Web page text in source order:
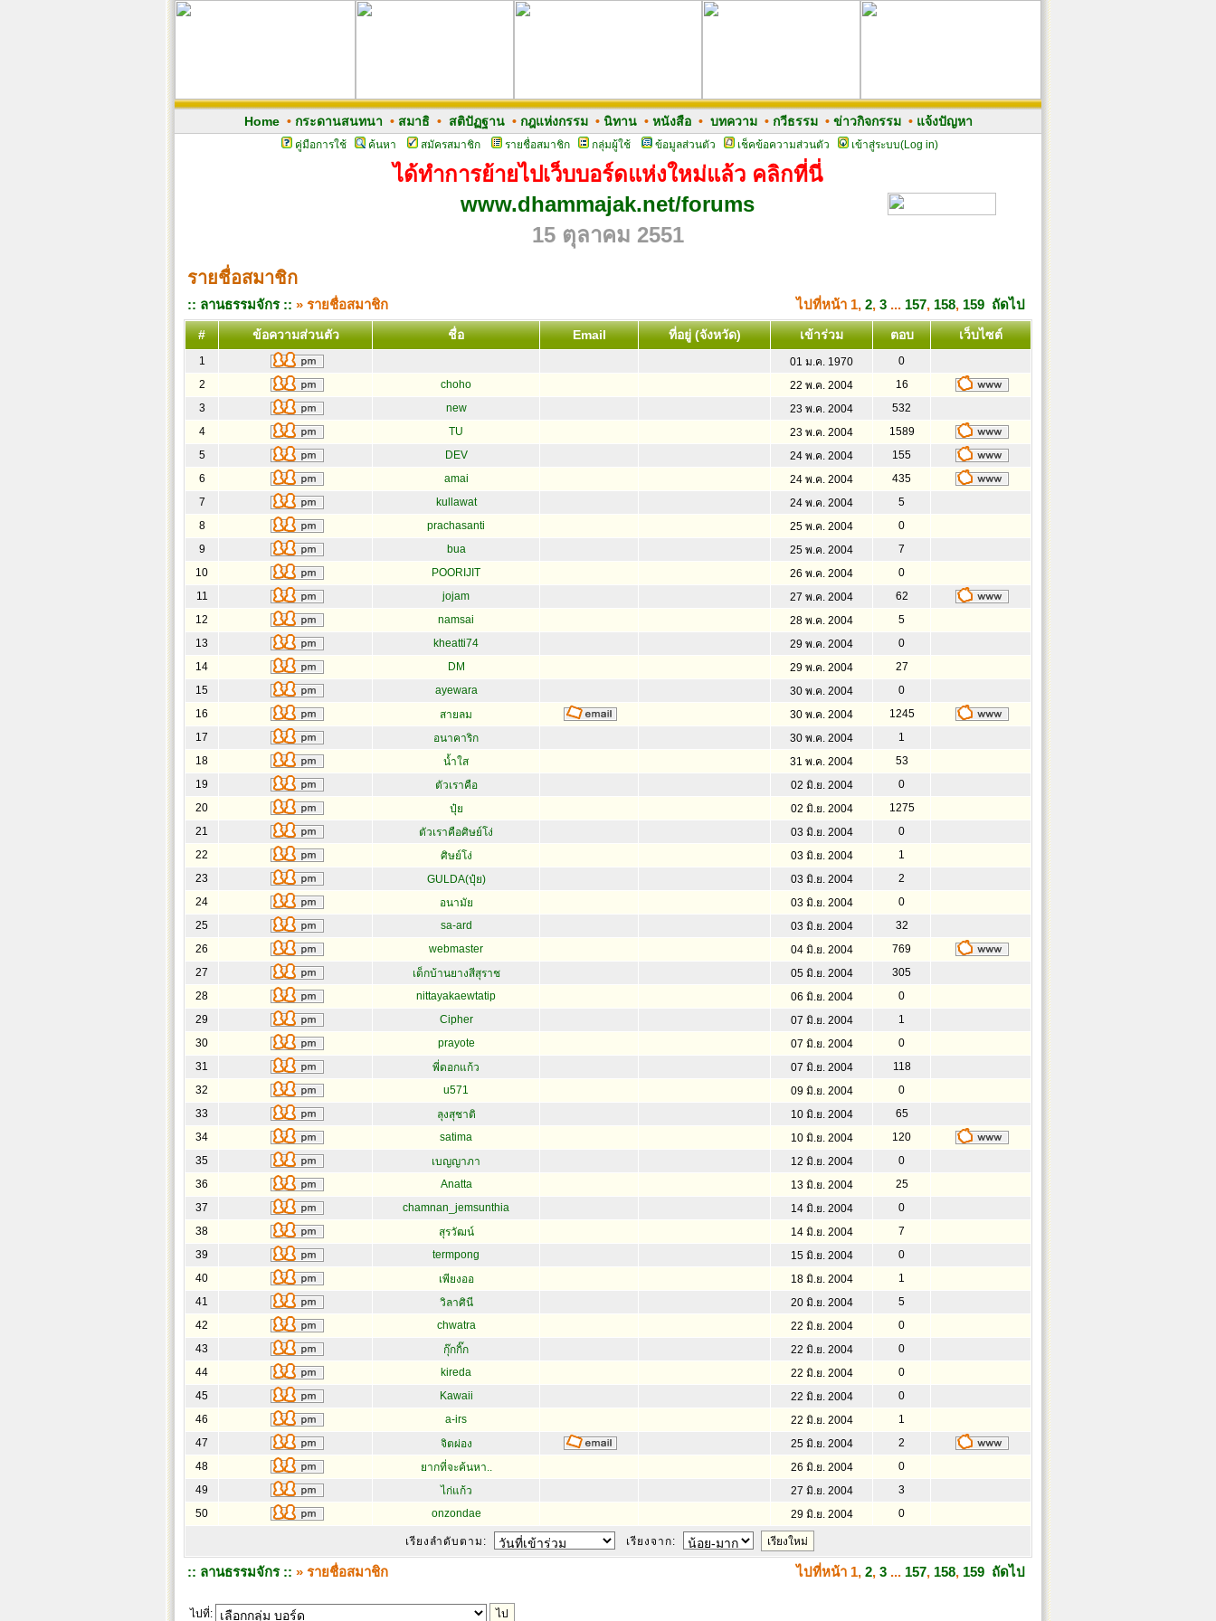
Home• กระดานสนทนา • สมาธิ• สติปัฏฐาน• กฎแห่งกรรม• นิทาน• หนังสือ• บทความ• กวีธรรม• ข่าวกิจกรรม• แจ้งปัญหา
คู่มือการใช้ ค้นหา สมัครสมาชิก รายชื่อสมาชิก กลุ่มผู้ใช้ ข้อมูลส่วนตัว เช็คข้อความส่วนตัว เข้าสู่ระบบ(Log in)
ได้ทำการย้ายไปเว็บบอร์ดแห่งใหม่แล้ว คลิกที่นี่
www.dhammajak.net/forums
15 ตุลาคม 2551
รายชื่อสมาชิก
:: ลานธรรมจักร :: » รายชื่อสมาชิก ไปที่หน้า 1, 2, 3 ... 157, 158, 159 ถัดไป
# ข้อความส่วนตัว ชื่อ Email ที่อยู่ (จังหวัด) เข้าร่วม ตอบ เว็บไซต์
1 01 ม.ค. 1970
0
2
choho 22 พ.ค. 2004
16
3
new 23 พ.ค. 2004
532
4
TU 23 พ.ค. 2004
1589
5
DEV 24 พ.ค. 2004
155
6
amai 24 พ.ค. 2004
435
7
kullawat 24 พ.ค. 2004
5
8
prachasanti 25 พ.ค. 2004
0
9
bua 25 พ.ค. 2004
7
10
POORIJIT 26 พ.ค. 2004
0
11
jojam 27 พ.ค. 2004
62
12
namsai 28 พ.ค. 2004
5
13
kheatti74 29 พ.ค. 2004
0
14
DM 29 พ.ค. 2004
27
15
ayewara 30 พ.ค. 2004
0
16
สายลม 30 พ.ค. 2004
1245
17
อนาคาริก 30 พ.ค. 2004
1
18
น้ำใส 31 พ.ค. 2004
53
19
ตัวเราคือ 02 มิ.ย. 2004
0
20
ปุ๋ย 02 มิ.ย. 2004
1275
21
ตัวเราคือศิษย์โง่ 03 มิ.ย. 2004
0
22
ศิษย์โง่ 03 มิ.ย. 2004
1
23
GULDA(ปุ๋ย) 03 มิ.ย. 2004
2
24
อนามัย 03 มิ.ย. 2004
0
25
sa-ard 03 มิ.ย. 2004
32
26
webmaster 04 มิ.ย. 2004
769
27
เด็กบ้านยางสีสุราช 05 มิ.ย. 2004
305
28
nittayakaewtatip 06 มิ.ย. 2004
0
29
Cipher 07 มิ.ย. 2004
1
30
prayote 07 มิ.ย. 2004
0
31
พี่ดอกแก้ว 07 มิ.ย. 2004
118
32
u571 09 มิ.ย. 2004
0
33
ลุงสุชาติ 10 มิ.ย. 2004
65
34
satima 10 มิ.ย. 2004
120
35
เบญญาภา 12 มิ.ย. 2004
0
36
Anatta 13 มิ.ย. 2004
25
37
chamnan_jemsunthia 14 มิ.ย. 2004
0
38
สุรวัฒน์ 14 มิ.ย. 2004
7
39
termpong 15 มิ.ย. 2004
0
40
เพียงออ 18 มิ.ย. 2004
1
41
วิลาศินี 20 มิ.ย. 2004
5
42
chwatra 22 มิ.ย. 2004
0
43
กุ๊กกิ๊ก 22 มิ.ย. 2004
0
44
kireda 22 มิ.ย. 2004
0
45
Kawaii 22 มิ.ย. 2004
0
46
a-irs 22 มิ.ย. 2004
1
47
จิตผ่อง 25 มิ.ย. 2004
2
48
ยากที่จะค้นหา.. 26 มิ.ย. 2004
0
49
ไก่แก้ว 27 มิ.ย. 2004
3
50
onzondae 29 มิ.ย. 2004 0
เรียงลำดับตาม: เรียงจาก:
:: ลานธรรมจักร :: » รายชื่อสมาชิก ไปที่หน้า 1, 2, 3 ... 157, 158, 159 ถัดไป
ไปที่: